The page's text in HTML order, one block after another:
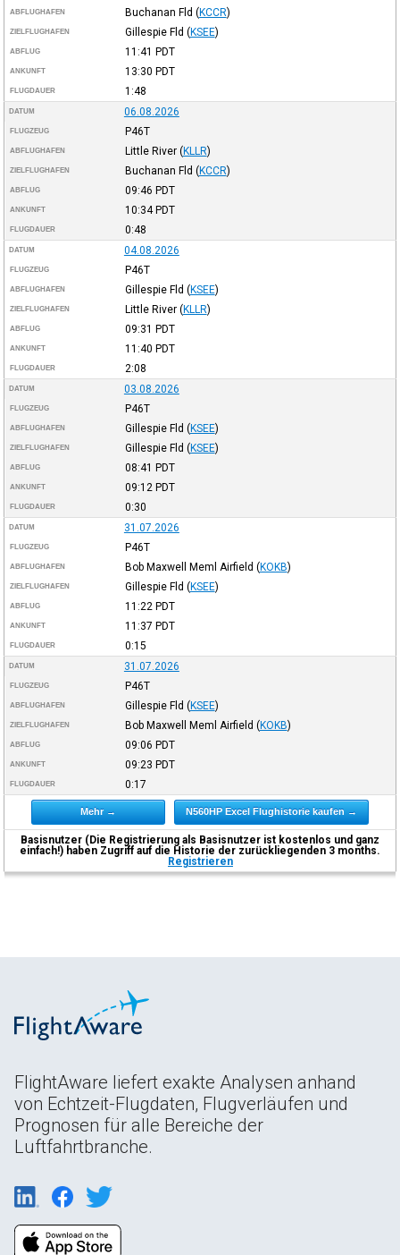
ABFLUGHAFEN Buchanan Fld (KCCR)
ZIELFLUGHAFEN Gillespie Fld (KSEE)
ABFLUG 11:41 PDT
ANKUNFT 13:30 PDT
FLUGDAUER 1:48
DATUM 06.08.2026
FLUGZEUG P46T
ABFLUGHAFEN Little River (KLLR)
ZIELFLUGHAFEN Buchanan Fld (KCCR)
ABFLUG 09:46 PDT
ANKUNFT 10:34PDT
FLUGDAUER 0:48
DATUM 04.08.2026
FLUGZEUG P46T
ABFLUGHAFEN Gillespie Fld (KSEE)
ZIELFLUGHAFEN Little River (KLLR)
ABFLUG 09:31 PDT
ANKUNFT 11:40 PDT
FLUGDAUER 2:08
DATUM 03.08.2026
FLUGZEUG P46T
ABFLUGHAFEN Gillespie Fld (KSEE)
ZIELFLUGHAFEN Gillespie Fld (KSEE)
ABFLUG 08:41 PDT
ANKUNFT 09:12 PDT
FLUGDAUER 0:30
DATUM 31.07.2026
FLUGZEUG P46T
ABFLUGHAFEN Bob Maxwell Meml Airfield (KOKB)
ZIELFLUGHAFEN Gillespie Fld (KSEE)
ABFLUG 11:22 PDT
ANKUNFT 11:37 PDT
FLUGDAUER 0:15
DATUM 31.07.2026
FLUGZEUG P46T
ABFLUGHAFEN Gillespie Fld (KSEE)
ZIELFLUGHAFEN Bob Maxwell Meml Airfield (KOKB)
ABFLUG 09:06 PDT
ANKUNFT 09:23 PDT
FLUGDAUER 0:17
Mehr → N560HP Excel Flughistorie kaufen →
Basisnutzer (Die Registrierung als Basisnutzer ist kostenlos und ganz
einfach!) haben Zugriff auf die Historie der zurückliegenden 3 months.
Registrieren
FlightAware liefert exakte Analysen anhand
von Echtzeit-Flugdaten, Flugverläufen und
Prognosen für alle Bereiche der
Luftfahrtbranche.